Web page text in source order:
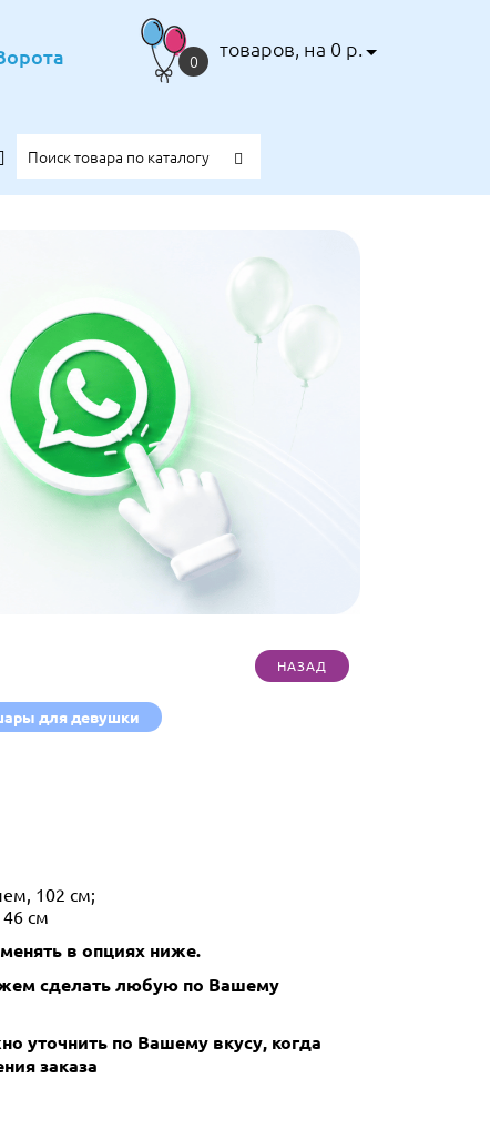
0 товаров, на 0 р.
для девушки
102 см;
см
в опциях ниже.
сделать любую по Вашему
уточнить по Вашему вкусу, когда
заказа